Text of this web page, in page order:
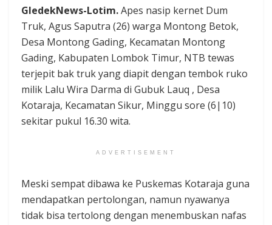
GledekNews-Lotim.Apes nasip kernet Dum
Truk, Agus Saputra (26) warga Montong Betok,
Desa Montong Gading, Kecamatan Montong
Gading, Kabupaten Lombok Timur, NTB tewas
terjepit bak truk yang diapit dengan tembok ruko
milik Lalu Wira Darma di Gubuk Lauq , Desa
Kotaraja, Kecamatan Sikur, Minggu sore (6|10)
sekitar pukul 16.30 wita.
ADVERTISEMENT
Meski sempat dibawa ke Puskemas Kotaraja guna
mendapatkan pertolongan, namun nyawanya
tidak bisa tertolong dengan menembuskan nafas